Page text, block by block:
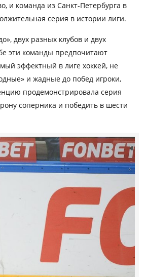
и команда из Санкт-Петербурга в
серия в истории лиги.
двух разных клубов и двух
эти команды предпочитают
эффектный в лиге хоккей, не
и жадные до побед игроки,
продемонстрировала серия
соперника и победить в шести